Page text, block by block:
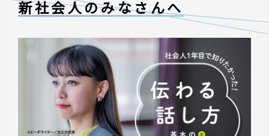
新社会人のみなさんへ